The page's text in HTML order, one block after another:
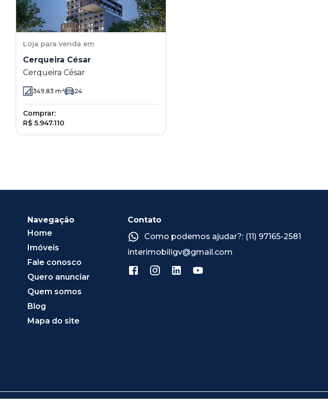
Loja para venda em
Cerqueira César
Cerqueira César
349.83 m² 24
Comprar:
R$ 5.947.110
Navegação
Home
Imóveis
Fale conosco
Quero anunciar
Quem somos
Blog
Mapa do site
Contato
Como podemos ajudar?: (11) 97165-2581
interimobiligv@gmail.com